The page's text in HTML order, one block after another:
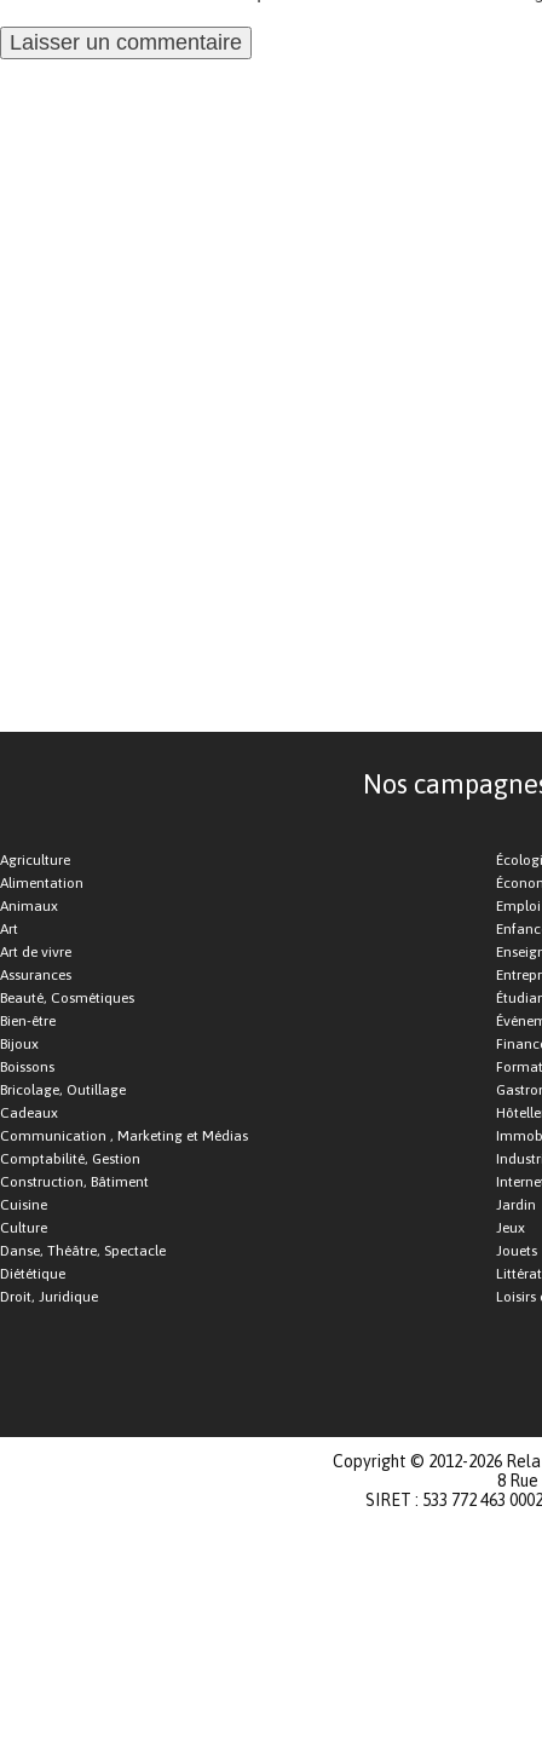
Nos
Agriculture
Alimentation
Animaux
Art
Art de vivre
Assurances
Beauté, Cosmétiques
Bien-être
Bijoux
Boissons
Bricolage, Outillage
Cadeaux
Communication , Marketing et Médias
Comptabilité, Gestion
Construction, Bâtiment
Cuisine
Culture
Danse, Théâtre, Spectacle
Diététique
Droit, Juridique
Emploi
Jardin
Jeux
Jouets
Loisirs
Copyright © 2012-2026
8
SIRET : 533 772 463